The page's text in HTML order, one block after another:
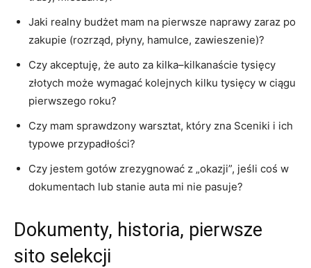
Jaki realny budżet mam na pierwsze naprawy zaraz po
zakupie (rozrząd, płyny, hamulce, zawieszenie)?
Czy akceptuję, że auto za kilka–kilkanaście tysięcy
złotych może wymagać kolejnych kilku tysięcy w ciągu
pierwszego roku?
Czy mam sprawdzony warsztat, który zna Sceniki i ich
typowe przypadłości?
Czy jestem gotów zrezygnować z „okazji”, jeśli coś w
dokumentach lub stanie auta mi nie pasuje?
Dokumenty, historia, pierwsze
sito selekcji